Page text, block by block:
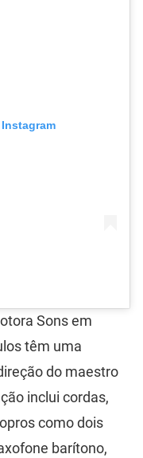
Sons em
têm uma
do maestro
inclui cordas,
como dois
barítono,